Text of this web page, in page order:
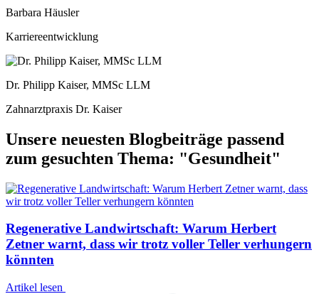
Barbara Häusler
Karriereentwicklung
Dr. Philipp Kaiser, MMSc LLM
Zahnarztpraxis Dr. Kaiser
Unsere neuesten Blogbeiträge passend
zum gesuchten Thema: "Gesundheit"
Regenerative Landwirtschaft: Warum Herbert
Zetner warnt, dass wir trotz voller Teller verhungern
könnten
Artikel lesen